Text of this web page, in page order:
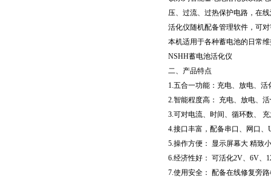
压、过流、过热保护电路，在
活化仪随机配备管理软件，可
本机适用于各种蓄电池的日常
NSHH蓄电池活化仪
二、产品特点
1.五合一功能：充电、放电、
2.智能程度高： 充电、放电、
3.可对电流、时间、循环数、
4.接口丰富，配备串口、网口、
5.操作方便： 显示屏幕大 精致
6.经济性好： 可活化2V、6V、
7.使用安全： 配备在线修复旁